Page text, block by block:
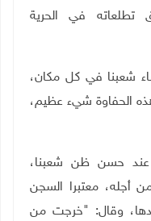
في الحرية
شعبنا في كل مكان،
الحفاوة شيء عظيم،
عند حسن ظن شعبنا،
سنة أخرى من أجله، معتبرا السجن
وقال: "خرجت من